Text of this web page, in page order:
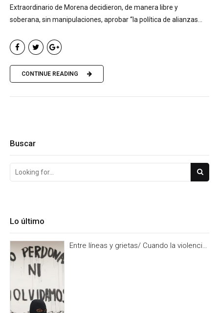
Extraordinario de Morena decidieron, de manera libre y
soberana, sin manipulaciones, aprobar “la política de alianzas...
CONTINUE READING
Buscar
Lo último
Entre líneas y grietas/ Cuando la violencia